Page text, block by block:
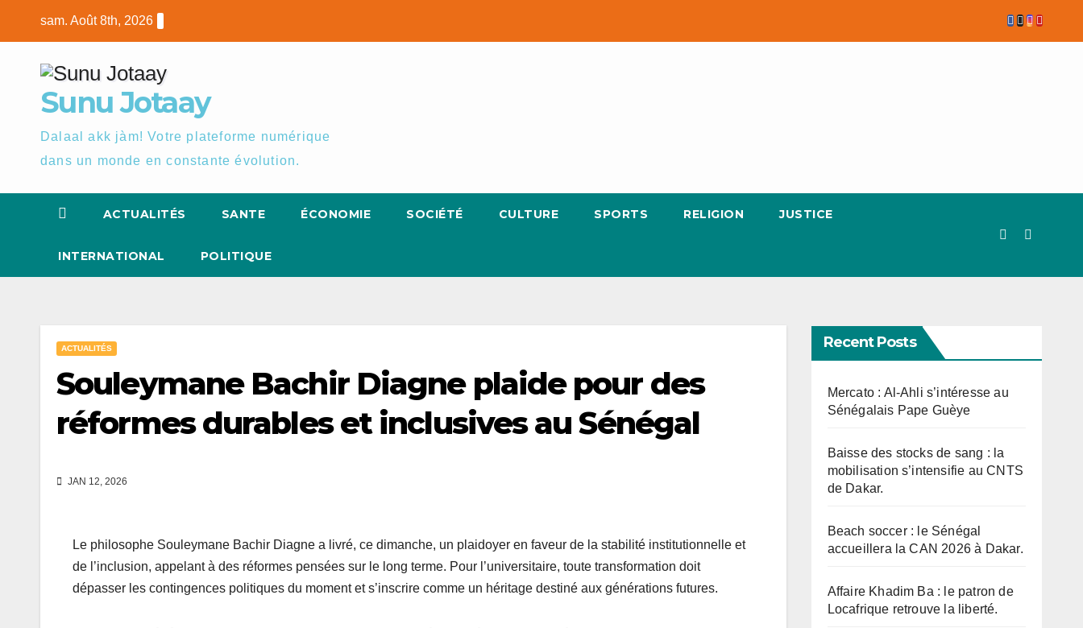
sam. Août 8th, 2026
Sunu Jotaay
Dalaal akk jàm! Votre plateforme numérique
dans un monde en constante évolution.
ACTUALITÉS SANTE ÉCONOMIE SOCIÉTÉ CULTURE SPORTS RELIGION JUSTICE
INTERNATIONAL POLITIQUE
ACTUALITÉS
Souleymane Bachir Diagne plaide pour des
réformes durables et inclusives au Sénégal
JAN 12, 2026
Le philosophe Souleymane Bachir Diagne a livré, ce dimanche, un plaidoyer en faveur de la stabilité institutionnelle et
de l’inclusion, appelant à des réformes pensées sur le long terme. Pour l’universitaire, toute transformation doit
dépasser les contingences politiques du moment et s’inscrire comme un héritage destiné aux générations futures.
Recent Posts
Mercato : Al-Ahli s’intéresse au
Sénégalais Pape Guèye
Baisse des stocks de sang : la
mobilisation s’intensifie au CNTS
de Dakar.
Beach soccer : le Sénégal
accueillera la CAN 2026 à Dakar.
Affaire Khadim Ba : le patron de
Locafrique retrouve la liberté.